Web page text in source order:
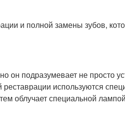
и полной замены зубов,
он подразумевает не просто
используются
облучает специальной